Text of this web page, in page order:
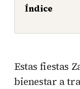
Índice
Estas fiestas
bienestar a